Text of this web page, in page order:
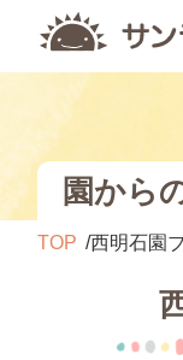
園から
TOP 西明石園